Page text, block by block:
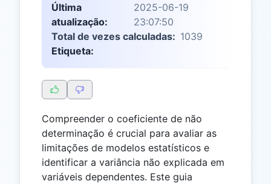
Última
atualização:
2025-06-19
23:07:50
Total de vezes calculadas: 1039
Etiqueta:
Compreender o coeficiente de não
determinação é crucial para avaliar as
limitações de modelos estatísticos e
identificar a variância não explicada em
variáveis dependentes. Este guia